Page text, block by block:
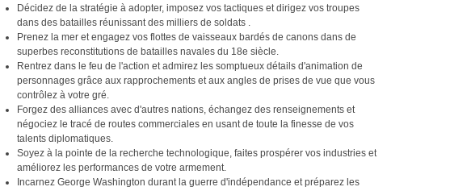
Décidez de la stratégie à adopter, imposez vos tactiques et dirigez vos troupes
dans des batailles réunissant des milliers de soldats .
Prenez la mer et engagez vos flottes de vaisseaux bardés de canons dans de
superbes reconstitutions de batailles navales du 18e siècle.
Rentrez dans le feu de l'action et admirez les somptueux détails d'animation de
personnages grâce aux rapprochements et aux angles de prises de vue que vous
contrôlez à votre gré.
Forgez des alliances avec d'autres nations, échangez des renseignements et
négociez le tracé de routes commerciales en usant de toute la finesse de vos
talents diplomatiques.
Soyez à la pointe de la recherche technologique, faites prospérer vos industries et
améliorez les performances de votre armement.
Incarnez George Washington durant la guerre d'indépendance et préparez les